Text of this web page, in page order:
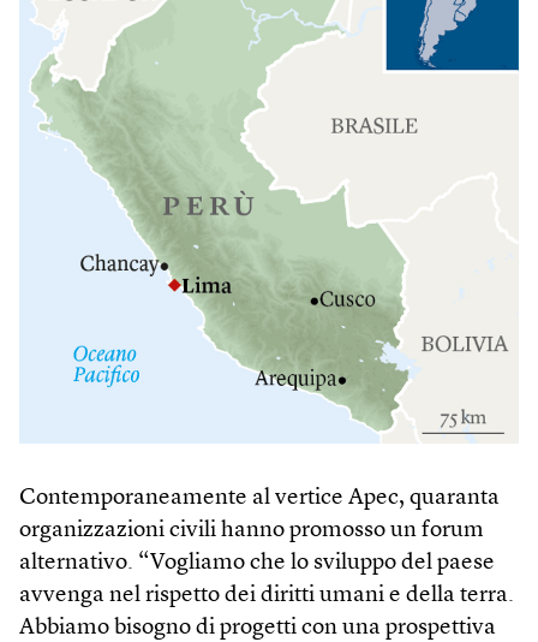
Contemporaneamente al vertice Apec, quaranta
organizzazioni civili hanno promosso un forum
alternativo. “Vogliamo che lo sviluppo del paese
avvenga nel rispetto dei diritti umani e della terra.
Abbiamo bisogno di progetti con una prospettiva